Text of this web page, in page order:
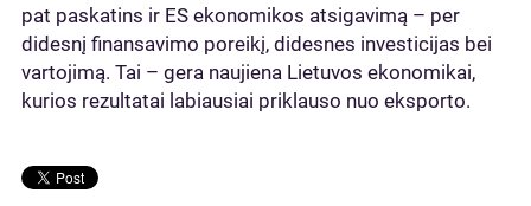
pat paskatins ir ES ekonomikos atsigavimą – per
didesnį finansavimo poreikį, didesnes investicijas bei
vartojimą. Tai – gera naujiena Lietuvos ekonomikai,
kurios rezultatai labiausiai priklauso nuo eksporto.